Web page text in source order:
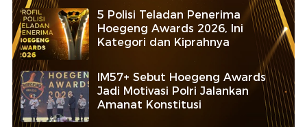
5 Polisi Teladan Penerima
Hoegeng Awards 2026, Ini
Kategori dan Kiprahnya
IM57+ Sebut Hoegeng Awards
Jadi Motivasi Polri Jalankan
Amanat Konstitusi